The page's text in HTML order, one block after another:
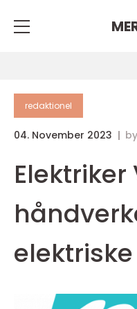
redaktionel
04. November 2023 by
Elektriker